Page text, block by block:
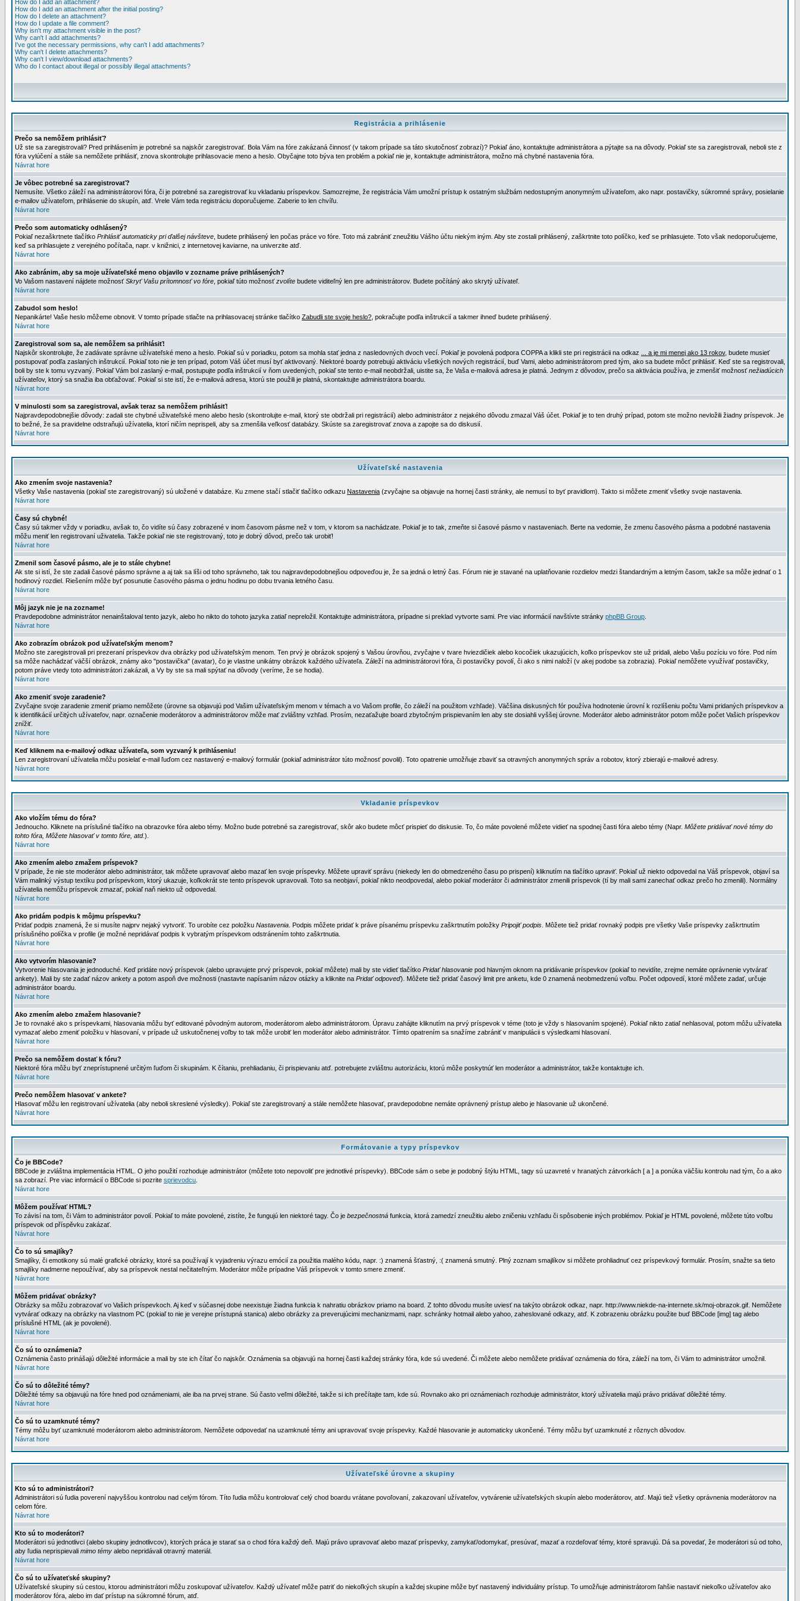
How do I add an attachment?
How do I add an attachment after the initial posting?
How do I delete an attachment?
How do I update a file comment?
Why isn't my attachment visible in the post?
Why can't I add attachments?
I've got the necessary permissions, why can't I add attachments?
Why can't I delete attachments?
Why can't I view/download attachments?
Who do I contact about illegal or possibly illegal attachments?
Registrácia a prihlásenie
Prečo sa nemôžem prihlásiť?
Už ste sa zaregistrovali? Pred prihlásením je potrebné sa najskôr zaregistrovať. Bola Vám na fóre zakázaná činnosť (v takom prípade sa táto skutočnosť zobrazí)? Pokiaľ áno, kontaktujte administrátora a pýtajte sa na dôvody. Pokiaľ ste sa zaregistrovali, neboli ste z
fóra vylúčení a stále sa nemôžete prihlásiť, znova skontrolujte prihlasovacie meno a heslo. Obyčajne toto býva ten problém a pokiaľ nie je, kontaktujte administrátora, možno má chybné nastavenia fóra.
Návrat hore
Je vôbec potrebné sa zaregistrovať?
Nemusíte. Všetko záleží na administrátorovi fóra, či je potrebné sa zaregistrovať ku vkladaniu príspevkov. Samozrejme, že registrácia Vám umožní prístup k ostatným službám nedostupným anonymným užívateľom, ako napr. postavičky, súkromné správy, posielanie
e-mailov užívateľom, prihlásenie do skupín, atď. Vrele Vám teda registráciu doporučujeme. Zaberie to len chvíľu.
Návrat hore
Prečo som automaticky odhlásený?
Pokiaľ nezaškrtnete tlačítko Prihlásiť automaticky pri ďalšej návšteve , budete prihlásený len počas práce vo fóre. Toto má zabrániť zneužitiu Vášho účtu niekým iným. Aby ste zostali prihlásený, zaškrtnite toto políčko, keď se prihlasujete. Toto však nedoporučujeme,
keď sa prihlasujete z verejného počítača, napr. v knižnici, z internetovej kaviarne, na univerzite atď.
Návrat hore
Ako zabránim, aby sa moje užívateľské meno objavilo v zozname práve prihlásených?
Vo Vašom nastavení nájdete možnosťSkryť Vašu prítomnosť vo fóre , pokiaľ túto možnosťzvolíte budete viditeľný len pre administrátorov. Budete počítáný ako skrytý užívateľ.
Návrat hore
Zabudol som heslo!
Nepanikárte! Vaše heslo môžeme obnovit. V tomto prípade stlačte na prihlasovacej stránke tlačítko Zabudli ste svoje heslo? , pokračujte podľa inštrukcií a takmer ihneď budete prihlásený.
Návrat hore
Zaregistroval som sa, ale nemôžem sa prihlásiť!
Najskôr skontrolujte, že zadávate správne užívateľské meno a heslo. Pokiaľ sú v poriadku, potom sa mohla stať jedna z nasledovných dvoch vecí. Pokiaľ je povolená podpora COPPA a klikli ste pri registrácii na odkaz
... a je mi menej ako 13 rokov, budete musieť
postupovať podľa zaslaných inštrukcií. Pokiaľ toto nie je ten prípad, potom Váš účet musí byť aktivovaný. Niektoré boardy potrebujú aktiváciu všetkých nových registrácií, buď Vami, alebo administrátorom pred tým, ako sa budete môcť prihlásiť. Keď ste sa registrovali,
boli by ste k tomu vyzvaný. Pokiaľ Vám bol zaslaný e-mail, postupujte podľa inštrukcií v ňom uvedených, pokiaľ ste tento e-mail neobdržali, uistite sa, že Vaša e-mailová adresa je platná. Jednym z dôvodov, prečo sa aktivácia používa, je zmenšiť možnosťnežiadúcich
užívateľov, ktorý sa snažia iba obťažovať. Pokiaľ si ste istí, že e-mailová adresa, ktorú ste použili je platná, skontaktujte administrátora boardu.
Návrat hore
V minulosti som sa zaregistroval, avšak teraz sa nemôžem prihlásiť!
Najpravdepodobnejšie dôvody: zadali ste chybné uživateľské meno alebo heslo (skontrolujte e-mail, ktorý ste obdržali pri registrácií) alebo administrátor z nejakého dôvodu zmazal Váš účet. Pokiaľ je to ten druhý prípad, potom ste možno nevložili žiadny príspevok. Je
to bežné, že sa pravidelne odstraňujú užívatelia, ktorí ničím neprispeli, aby sa zmenšila veľkosť databázy. Skúste sa zaregistrovať znova a zapojte sa do diskusií.
Návrat hore
Užívateľské nastavenia
Ako zmením svoje nastavenia?
Všetky Vaše nastavenia (pokiaľ ste zaregistrovaný) sú uložené v databáze. Ku zmene stačí stlačiť tlačítko odkazu Nastavenia (zvyčajne sa objavuje na hornej časti stránky, ale nemusí to byť pravidlom). Takto si môžete zmeniť všetky svoje nastavenia.
Návrat hore
Časy sú chybné!
Časy sú takmer vždy v poriadku, avšak to, čo vidíte sú časy zobrazené v inom časovom pásme než v tom, v ktorom sa nachádzate. Pokiaľ je to tak, zmeňte si časové pásmo v nastaveniach. Berte na vedomie, že zmenu časového pásma a podobné nastavenia
môžu meniť len registrovaní uživatelia. Takže pokiaľ nie ste registrovaný, toto je dobrý dôvod, prečo tak urobiť!
Návrat hore
Zmenil som časové pásmo, ale je to stále chybne!
Ak ste si istí, že ste zadali časové pásmo správne a aj tak sa líši od toho správneho, tak tou najpravdepodobnejšou odpoveďou je, že sa jedná o letný čas. Fórum nie je stavané na uplatňovanie rozdielov medzi štandardným a letným časom, takže sa môže jednať o 1
hodinový rozdiel. Riešením môže byť posunutie časového pásma o jednu hodinu po dobu trvania letného času.
Návrat hore
Môj jazyk nie je na zozname!
Pravdepodobne administrátor nenainštaloval tento jazyk, alebo ho nikto do tohoto jazyka zatiaľ nepreložil. Kontaktujte administrátora, prípadne si preklad vytvorte sami. Pre viac informácií navštívte stránky phpBB Group
Návrat hore
Ako zobrazím obrázok pod užívateľským menom?
Možno ste zaregistrovali pri prezeraní príspevkov dva obrázky pod užívateľským menom. Ten prvý je obrázok spojený s Vašou úrovňou, zvyčajne v tvare hviezdičiek alebo kocočiek ukazujúcich, koľko príspevkov ste už pridali, alebo Vašu pozíciu vo fóre. Pod ním
sa môže nachádzať väčší obrázok, známy ako "postavička" (avatar), čo je vlastne unikátny obrázok každého užívateľa. Záleží na administrátorovi fóra, či postavičky povolí, či ako s nimi naloží (v akej podobe sa zobrazia). Pokiaľ nemôžete využívať postavičky,
potom práve vtedy toto administrátori zakázali, a Vy by ste sa mali spýtať na dôvody (veríme, že se hodia).
Návrat hore
Ako zmeniť svoje zaradenie?
Zvyčajne svoje zaradenie zmeniť priamo nemôžete (úrovne sa objavujú pod Vašim užívateľským menom v témach a vo Vašom profile, čo záleží na použitom vzhľade). Väčšina diskusných fór používa hodnotenie úrovní k rozlíšeniu počtu Vami pridaných príspevkov a
k identifikácií určitých užívateľov, napr. označenie moderátorov a administrátorov môže mať zvláštny vzhľad. Prosím, nezaťažujte board zbytočným prispievaním len aby ste dosiahli vyššej úrovne. Moderátor alebo administrátor potom môže počet Vašich príspevkov
znížiť.
Návrat hore
Keď kliknem na e-mailový odkaz užívateľa, som vyzvaný k prihláseniu!
Len zaregistrovaní užívatelia môžu posielať e-mail ľuďom cez nastavený e-mailový formulár (pokiaľ administrátor túto možnosť povolil). Toto opatrenie umožňuje zbaviť sa otravných anonymných správ a robotov, ktorý zbierajú e-mailové adresy.
Návrat hore
Vkladanie príspevkov
Ako vložím tému do fóra?
Jednoucho. Kliknete na príslušné tlačítko na obrazovke fóra alebo témy. Možno bude potrebné sa zaregistrovať, skôr ako budete môcť prispieť do diskusie. To, čo máte povolené môžete vidieť na spodnej časti fóra alebo témy (Napr. Môžete pridávať nové témy do
tohto fóra, Môžete hlasovať v tomto fóre, atd.).
Návrat hore
Ako zmením alebo zmažem príspevok?
V prípade, že nie ste moderátor alebo administrátor, tak môžete upravovať alebo mazať len svoje príspevky. Môžete upraviť správu (niekedy len do obmedzeného času po prispení) kliknutím na tlačítko upraviť. Pokiaľ už niekto odpovedal na Váš príspevok, objaví sa
Vám malinký výstup textíku pod príspevkom, ktorý ukazuje, koľkokrát ste tento príspevok upravovali. Toto sa neobjaví, pokiaľ nikto neodpovedal, alebo pokiaľ moderátor či administrátor zmenili príspevok (tí by mali sami zanechať odkaz prečo ho zmenili). Normálny
užívatelia nemôžu príspevok zmazať, pokiaľ naň niekto už odpovedal.
Návrat hore
Ako pridám podpis k môjmu príspevku?
Pridať podpis znamená, že si musíte najprv nejaký vytvoriť. To urobíte cez položku Nastavenia . Podpis môžete pridať k práve písanému príspevku zaškrtnutím položky Pripojiť podpis . Môžete tiež pridať rovnaký podpis pre všetky Vaše príspevky zaškrtnutím
príslušného políčka v profile (je možné nepridávať podpis k vybratým príspevkom odstránením tohto zaškrtnutia.
Návrat hore
Ako vytvorím hlasovanie?
Vytvorenie hlasovania je jednoduché. Keď pridáte nový príspevok (alebo upravujete prvý príspevok, pokiaľ môžete) mali by ste vidieť tlačítko Pridať hlasovanie pod hlavným oknom na pridávanie príspevkov (pokiaľ to nevidíte, zrejme nemáte oprávnenie vytvárať
ankety). Mali by ste zadať názov ankety a potom aspoň dve možnosti (nastavte napísaním názov otázky a kliknite na Pridať odpoveď). Môžete tiež pridať časový limit pre anketu, kde 0 znamená neobmedzenú voľbu. Počet odpovedí, ktoré môžete zadať, určuje
administrátor boardu.
Návrat hore
Ako zmením alebo zmažem hlasovanie?
Je to rovnaké ako s príspevkami, hlasovania môžu byť editované pôvodným autorom, moderátorom alebo administrátorom. Úpravu zahájite kliknutím na prvý príspevok v téme (toto je vždy s hlasovaním spojené). Pokiaľ nikto zatiaľ nehlasoval, potom môžu užívatelia
vymazať alebo zmeniť položku v hlasovaní, v prípade už uskutočnenej voľby to tak môže urobiť len moderátor alebo administrátor. Tímto opatrením sa snažíme zabrániť v manipulácii s výsledkami hlasovaní.
Návrat hore
Prečo sa nemôžem dostať k fóru?
Niektoré fóra môžu byť zneprístupnené určitým ľuďom či skupinám. K čítaniu, prehliadaniu, či prispievaniu atď. potrebujete zvláštnu autorizáciu, ktorú môže poskytnúť len moderátor a administrátor, takže kontaktujte ich.
Návrat hore
Prečo nemôžem hlasovať v ankete?
Hlasovať môžu len registrovaní užívatelia (aby neboli skreslené výsledky). Pokiaľ ste zaregistrovaný a stále nemôžete hlasovať, pravdepodobne nemáte oprávnený prístup alebo je hlasovanie už ukončené.
Návrat hore
Formátovanie a typy príspevkov
Čo je BBCode?
BBCode je zvláštna implementácia HTML. O jeho použití rozhoduje administrátor (môžete toto nepovoliť pre jednotlivé príspevky). BBCode sám o sebe je podobný štýlu HTML, tagy sú uzavreté v hranatých zátvorkách [ a ] a ponúka väčšiu kontrolu nad tým, čo a ako
sa zobrazí. Pre viac informácií o BBCode si pozrite sprievodcu
Návrat hore
Môžem používať HTML?
To závisí na tom, či Vám to administrátor povolí. Pokiaľ to máte povolené, zistíte, že fungujú len niektoré tagy. Čo je bezpečnostná funkcia, ktorá zamedzí zneužitiu alebo zničeniu vzhľadu či spôsobenie iných problémov. Pokiaľ je HTML povolené, môžete túto voľbu
príspevok od příspěvku zakázať.
Návrat hore
Čo to sú smajlíky?
Smajlíky, či emotikony sú malé grafické obrázky, ktoré sa používají k vyjadreniu výrazu emócií za použitia malého kódu, napr. :) znamená šťastný, :( znamená smutný. Plný zoznam smajlíkov si môžete prohliadnuť cez príspevkový formulár. Prosím, snažte sa tieto
smajlíky nadmerne nepoužívať, aby sa príspevok nestal nečitateľným. Moderátor môže prípadne Váš príspevok v tomto smere zmeniť.
Návrat hore
Môžem pridávať obrázky?
Obrázky sa môžu zobrazovať vo Vašich príspevkoch. Aj keď v súčasnej dobe neexistuje žiadna funkcia k nahratiu obrázkov priamo na board. Z tohto dôvodu musíte uviesť na takýto obrázok odkaz, napr. http://www.niekde-na-internete.sk/moj-obrazok.gif. Nemôžete
vytvárať odkazy na obrázky na vlastnom PC (pokiaľ to nie je verejne prístupná stanica) alebo obrázky za preverujúcimi mechanizmami, napr. schránky hotmail alebo yahoo, zaheslované odkazy, atď. K zobrazeniu obrázku použite buď BBCode [img] tag alebo
príslušné HTML (ak je povolené).
Návrat hore
Čo sú to oznámenia?
Oznámenia často prinášajú dôležité informácie a mali by ste ich čítať čo najskôr. Oznámenia sa objavujú na hornej časti každej stránky fóra, kde sú uvedené. Či môžete alebo nemôžete pridávať oznámenia do fóra, záleží na tom, či Vám to administrátor umožnil.
Návrat hore
Čo sú to dôležité témy?
Dôležité témy sa objavujú na fóre hned pod oznámeniami, ale iba na prvej strane. Sú často veľmi dôležité, takže si ich prečítajte tam, kde sú. Rovnako ako pri oznámeniach rozhoduje administrátor, ktorý užívatelia majú právo pridávať dôležité témy.
Návrat hore
Čo sú to uzamknuté témy?
Témy môžu byť uzamknuté moderátorom alebo administrátorom. Nemôžete odpovedať na uzamknuté témy ani upravovať svoje príspevky. Každé hlasovanie je automaticky ukončené. Témy môžu byť uzamknuté z rôznych dôvodov.
Návrat hore
Užívateľské úrovne a skupiny
Kto sú to administrátori?
Administrátori sú ľudia poverení najvyššou kontrolou nad celým fórom. Títo ľudia môžu kontrolovať celý chod boardu vrátane povoľovaní, zakazovaní užívateľov, vytvárenie užívateľských skupín alebo moderátorov, atď. Majú tiež všetky oprávnenia moderátorov na
celom fóre.
Návrat hore
Kto sú to moderátori?
Moderátori sú jednotlivci (alebo skupiny jednotlivcov), ktorých práca je starať sa o chod fóra každý deň. Majú právo upravovať alebo mazať príspevky, zamykať/odomykať, presúvať, mazať a rozdeľovať témy, ktoré spravujú. Dá sa povedať, že moderátori sú od toho,
aby ľudia neprispievali mimo témy alebo nepridávali otravný materiál.
Návrat hore
Čo sú to užívateťské skupiny?
Užívateľské skupiny sú cestou, ktorou administrátori môžu zoskupovať užívateľov. Každý užívateľ môže patriť do niekoľkých skupín a každej skupine môže byť nastavený individuálny prístup. To umožňuje administrátorom ľahšie nastaviť niekoľko užívateľov ako
moderátorov fóra, alebo im dať prístup na súkromné fórum, atď.